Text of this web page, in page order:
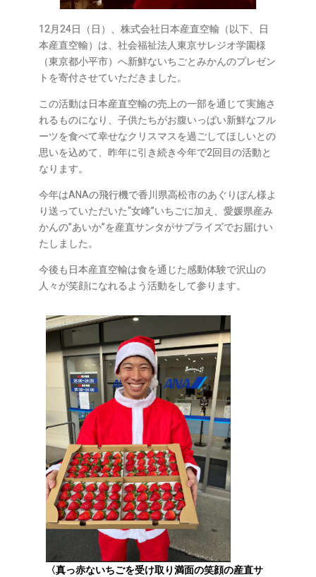
12月24日（日）、株式会社日本産直空輸（以下、日
本産直空輸）は、社会福祉法人東京サレジオ学園様
（東京都小平市）へ新鮮ないちごとみかんのプレゼン
トを寄付させていただきました。
この活動は日本産直空輸の売上の一部を通じて実施さ
れるものになり、子供たちがお腹いっぱい新鮮なフル
ーツを食べて幸せなクリスマスを過ごしてほしいとの
思いを込めて、昨年に引き続き今年で2回目の活動と
なります。
今年はANAの飛行機で香川県高松市のあぐりぼん様よ
り送っていただいた“女峰”いちごに加え、愛媛県産み
かんの”あいか”を産直サンタがサプライズでお届けい
たしました。
今後も日本産直空輸は食を通じた感動体験で沢山の
人々が笑顔になれるよう活動をして参ります。
〈真っ赤ないちごを受け取り満面の笑顔の産直サ